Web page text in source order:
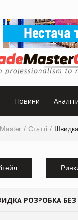
Новини
Статті
РОЗРОБКА